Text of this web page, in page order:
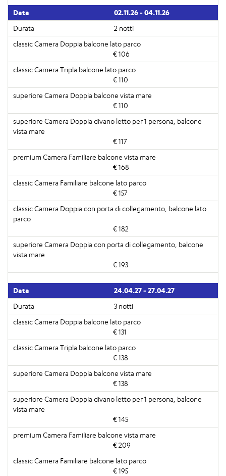
02.11.26 - 04.11.26
2 notti
€ 106
€ 110
€ 110
€ 117
€ 168
€ 157
€ 182
€ 193
24.04.27 - 27.04.27
3 notti
€ 131
€ 138
€ 138
€ 145
€ 209
€ 195